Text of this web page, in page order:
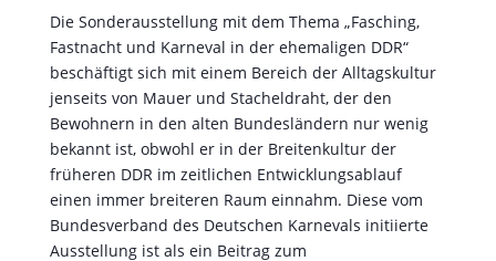
Ausstellung ist als ein Beitrag zum
Transformationsprozess der Wiederherstellung der
Deutschen Einheit zu verstehen, die zwar 1989 und
1990 rechtlich vollzogen wurde, aber bis heute nicht
zum Abschluss gekommen ist. Dies hat seine
Ursachen vor allem darin, dass den Bürgern in den
alten Bundesländern der Alltag in der ehemaligen
DDR bis heute weitgehend fremd geblieben ist. Ein
Blick vor und hinter die Kulissen eines Festes, das
von ganz anderen Rahmenbedingungen als der